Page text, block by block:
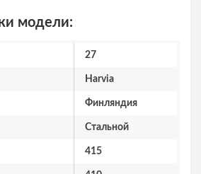
модели:
27
Harvia
Финляндия
Стальной
415